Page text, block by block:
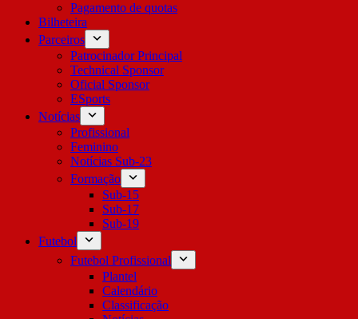
Pagamento de quotas
Bilheteira
Parceiros
Patrocinador Principal
Technical Sponsor
Oficial Sponsor
ESports
Notícias
Profissional
Feminino
Notícias Sub-23
Formação
Sub-15
Sub-17
Sub-19
Futebol
Futebol Profissional
Plantel
Calendário
Classificação